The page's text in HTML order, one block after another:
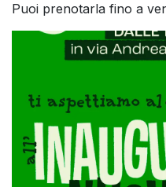
Puoi prenotarla fino a